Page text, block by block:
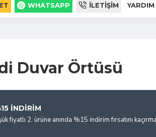
WHATSAPP İLETIŞIM YARDIM
Duvar Örtüsü
İNDİRİM
fiyatlı 2. ürüne anında %15 indirim fırsatını